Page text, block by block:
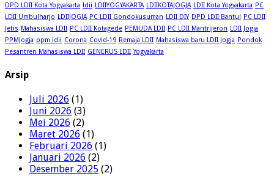
DPD LDII Kota Yogyakarta ldii LDIIYOGYAKARTA LDIIKOTAJOGJA LDII Kota Yogyakarta PC
LDII Umbulharjo LDIIJOGJA PC LDII Gondokusuman LDII DIY DPD LDII Bantul PC LDII
Jetis Mahasiswa LDII PC LDII Kotagede PEMUDA LDII PC LDII Mantrijeron LDII Jogja
PPMJogja ppm ldii Corona Covid-19 Remaja LDII Mahasiswa baru LDII Jogja Pondok
Pesantren Mahasiswa LDII GENERUS LDII Yogyakarta
Arsip
Juli 2026 (1)
Juni 2026 (3)
Mei 2026 (2)
Maret 2026 (1)
Februari 2026 (1)
Januari 2026 (2)
Desember 2025 (2)